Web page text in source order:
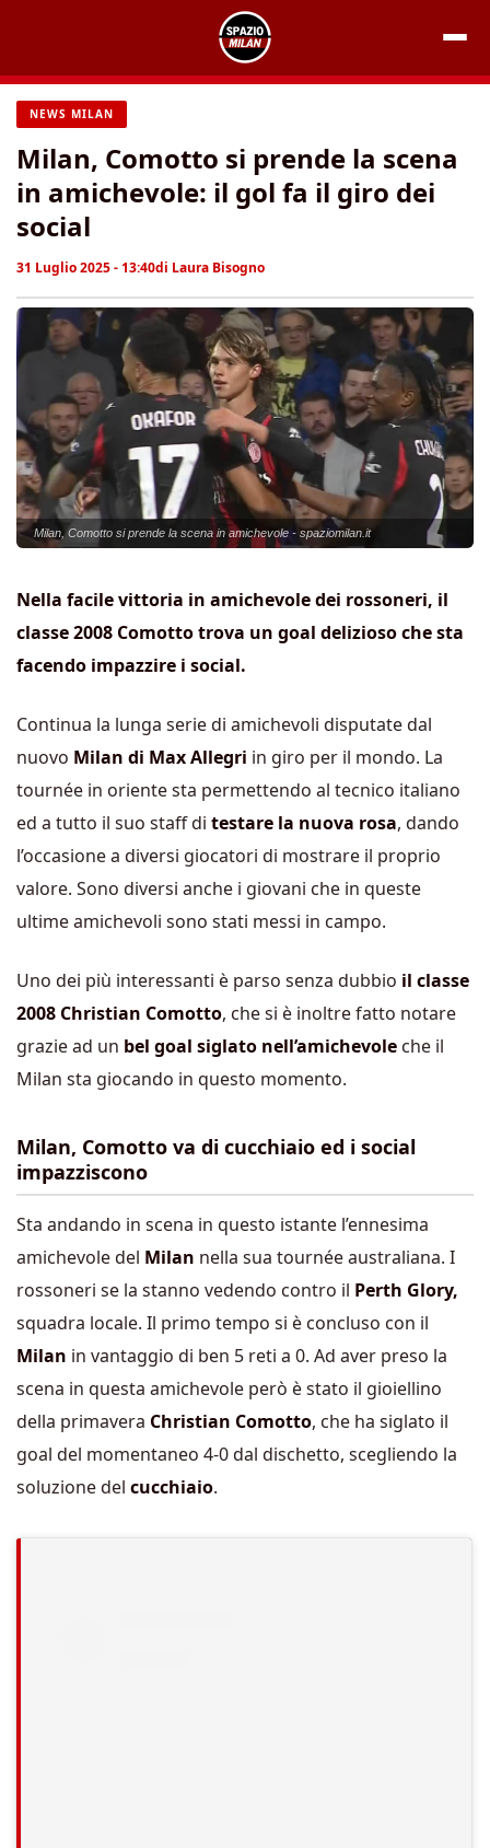
contenuto
NEWS MILAN
Milan, Comotto si prende la scena
in amichevole: il gol fa il giro dei
social
31 Luglio 2025 - 13:40di Laura Bisogno
Milan, Comotto si prende la scena in amichevole - spaziomilan.it
Nella facile vittoria in amichevole dei rossoneri, il
classe 2008 Comotto trova un goal delizioso che sta
facendo impazzire i social.
Continua la lunga serie di amichevoli disputate dal
nuovo Milan di Max Allegri in giro per il mondo. La
tournée in oriente sta permettendo al tecnico italiano
ed a tutto il suo staff di testare la nuova rosa, dando
l’occasione a diversi giocatori di mostrare il proprio
valore. Sono diversi anche i giovani che in queste
ultime amichevoli sono stati messi in campo.
Uno dei più interessanti è parso senza dubbio il classe
2008 Christian Comotto, che si è inoltre fatto notare
grazie ad un bel goal siglato nell’amichevole che il
Milan sta giocando in questo momento.
Milan, Comotto va di cucchiaio ed i social
impazziscono
Sta andando in scena in questo istante l’ennesima
amichevole del Milan nella sua tournée australiana. I
rossoneri se la stanno vedendo contro il Perth Glory,
squadra locale. Il primo tempo si è concluso con il
Milan in vantaggio di ben 5 reti a 0. Ad aver preso la
scena in questa amichevole però è stato il gioiellino
della primavera Christian Comotto, che ha siglato il
goal del momentaneo 4-0 dal dischetto, scegliendo la
soluzione del cucchiaio.